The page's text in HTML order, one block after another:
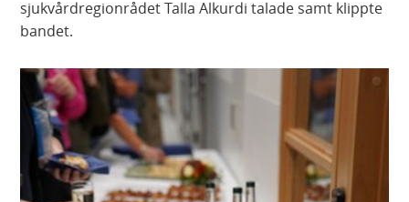
sjukvårdregionrådet Talla Alkurdi talade samt klippte
bandet.